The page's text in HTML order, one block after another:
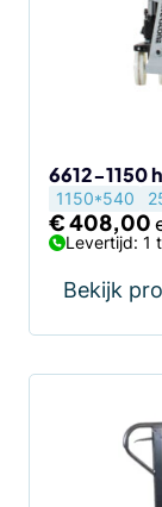
6612-1150
1150*540
€408,00
Levertijd: 1
Bekijk